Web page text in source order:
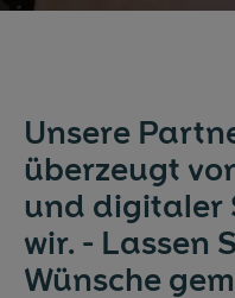
Partner
Referenzen
Jobs
Unsere
überzeugt
und digitaler
wir. - Lassen
Wünsche